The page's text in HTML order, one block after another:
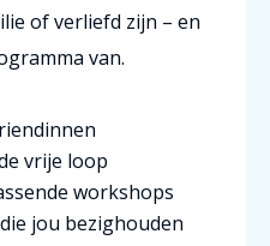
of verliefd zijn – en
van.
vrije loop
workshops
jou bezighouden